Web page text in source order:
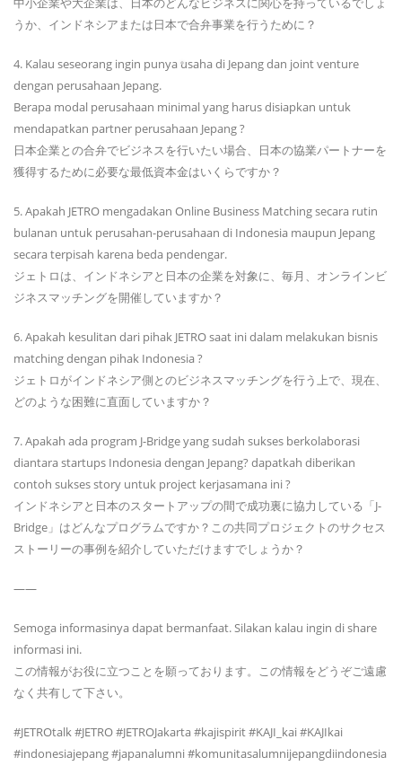
うか、インドネシアまたは日本で合弁事業を行うために？
4. Kalau seseorang ingin punya usaha di Jepang dan joint venture
dengan perusahaan Jepang.
Berapa modal perusahaan minimal yang harus disiapkan untuk
mendapatkan partner perusahaan Jepang ?
日本企業との合弁でビジネスを行いたい場合、日本の協業パートナーを
獲得するために必要な最低資本金はいくらですか？
5. Apakah JETRO mengadakan Online Business Matching secara rutin
bulanan untuk perusahan-perusahaan di Indonesia maupun Jepang
secara terpisah karena beda pendengar.
ジェトロは、インドネシアと日本の企業を対象に、毎月、オンラインビ
ジネスマッチングを開催していますか？
6. Apakah kesulitan dari pihak JETRO saat ini dalam melakukan bisnis
matching dengan pihak Indonesia ?
ジェトロがインドネシア側とのビジネスマッチングを行う上で、現在、
どのような困難に直面していますか？
7. Apakah ada program J-Bridge yang sudah sukses berkolaborasi
diantara startups Indonesia dengan Jepang? dapatkah diberikan
contoh sukses story untuk project kerjasamana ini ?
インドネシアと日本のスタートアップの間で成功裏に協力している「J-
Bridge」はどんなプログラムですか？この共同プロジェクトのサクセス
ストーリーの事例を紹介していただけますでしょうか？
——
Semoga informasinya dapat bermanfaat. Silakan kalau ingin di share
informasi ini.
この情報がお役に立つことを願っております。この情報をどうぞご遠慮
なく共有して下さい。
#JETROtalk #JETRO #JETROJakarta #kajispirit #KAJI_kai #KAJIkai
#indonesiajepang #japanalumni #komunitasalumnijepangdiindonesia